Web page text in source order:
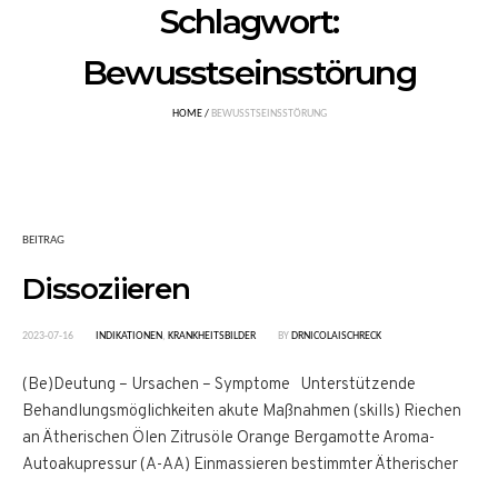
Schlagwort:
Bewusstseinsstörung
HOME / BEWUSSTSEINSSTÖRUNG
BEITRAG
Dissoziieren
2023-07-16 INDIKATIONEN, KRANKHEITSBILDER BY DRNICOLAISCHRECK
(Be)Deutung – Ursachen – Symptome Unterstützende
Behandlungsmöglichkeiten akute Maßnahmen (skills) Riechen
an Ätherischen Ölen Zitrusöle Orange Bergamotte Aroma-
Autoakupressur (A-AA) Einmassieren bestimmter Ätherischer